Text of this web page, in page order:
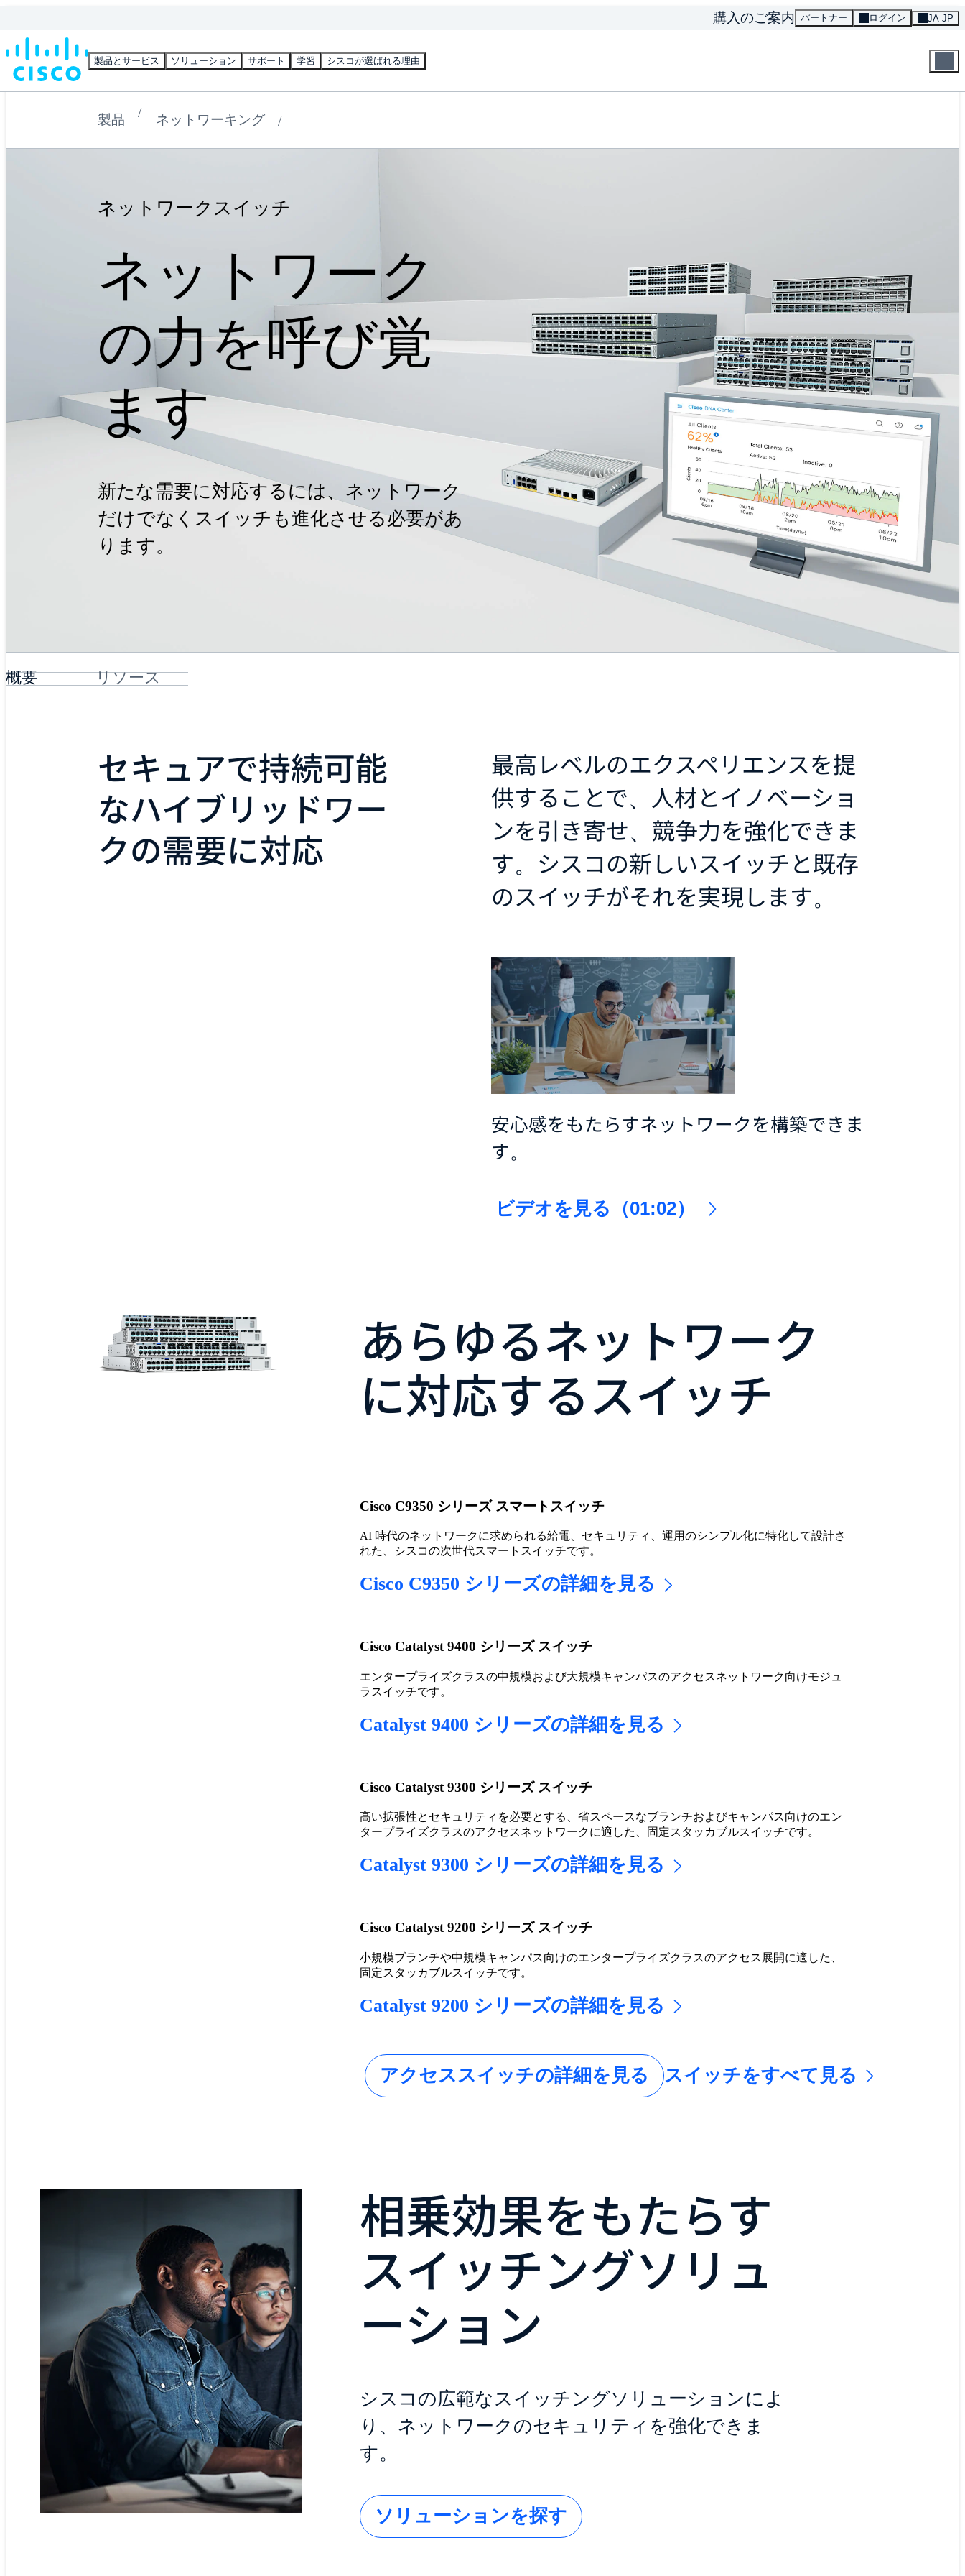
製品とサービス ソリューション サポート 学習 シスコが選ばれる理由
購入のご案内 パートナー ログイン JA JP
製品 ネットワーキング
ネットワークスイッチ
ネットワーク
の力を呼び覚
ます
新たな需要に対応するには、ネットワーク
だけでなくスイッチも進化させる必要があ
ります。
概要 リソース
セキュアで持続可能
なハイブリッドワー
クの需要に対応
最高レベルのエクスペリエンスを提
供することで、人材とイノベーショ
ンを引き寄せ、競争力を強化できま
す。シスコの新しいスイッチと既存
のスイッチがそれを実現します。
安心感をもたらすネットワークを構築できま
す。
ビデオを見る（01:02）
あらゆるネットワーク
に対応するスイッチ
Cisco C9350 シリーズ スマートスイッチ
AI 時代のネットワークに求められる給電、セキュリティ、運用のシンプル化に特化して設計さ
れた、シスコの次世代スマートスイッチです。
Cisco C9350 シリーズの詳細を見る
Cisco Catalyst 9400 シリーズ スイッチ
エンタープライズクラスの中規模および大規模キャンパスのアクセスネットワーク向けモジュ
ラスイッチです。
Catalyst 9400 シリーズの詳細を見る
Cisco Catalyst 9300 シリーズ スイッチ
高い拡張性とセキュリティを必要とする、省スペースなブランチおよびキャンパス向けのエン
タープライズクラスのアクセスネットワークに適した、固定スタッカブルスイッチです。
Catalyst 9300 シリーズの詳細を見る
Cisco Catalyst 9200 シリーズ スイッチ
小規模ブランチや中規模キャンパス向けのエンタープライズクラスのアクセス展開に適した、
固定スタッカブルスイッチです。
Catalyst 9200 シリーズの詳細を見る
アクセススイッチの詳細を見る スイッチをすべて見る
相乗効果をもたらす
スイッチングソリュ
ーション
シスコの広範なスイッチングソリューションによ
り、ネットワークのセキュリティを強化できま
す。
ソリューションを探す